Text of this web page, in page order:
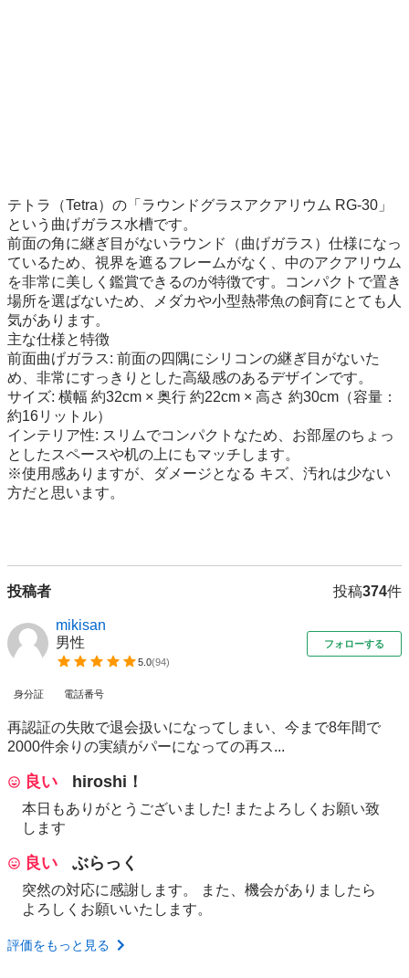
テトラ（Tetra）の「ラウンドグラスアクアリウム RG-30」
という曲げガラス水槽です。
前面の角に継ぎ目がないラウンド（曲げガラス）仕様になっ
ているため、視界を遮るフレームがなく、中のアクアリウム
を非常に美しく鑑賞できるのが特徴です。コンパクトで置き
場所を選ばないため、メダカや小型熱帯魚の飼育にとても人
気があります。
主な仕様と特徴
前面曲げガラス: 前面の四隅にシリコンの継ぎ目がないた
め、非常にすっきりとした高級感のあるデザインです。
サイズ: 横幅 約32cm × 奥行 約22cm × 高さ 約30cm（容量：
約16リットル）
インテリア性: スリムでコンパクトなため、お部屋のちょっ
としたスペースや机の上にもマッチします。
※使用感ありますが、ダメージとなる キズ、汚れは少ない
方だと思います。
投稿者 投稿374件
mikisan
男性
5.0(94)
フォローする
身分証 電話番号
再認証の失敗で退会扱いになってしまい、今まで8年間で
2000件余りの実績がパーになっての再ス...
良い hiroshi！
本日もありがとうございました! またよろしくお願い致
します
良い ぶらっく
突然の対応に感謝します。 また、機会がありましたら
よろしくお願いいたします。
評価をもっと見る